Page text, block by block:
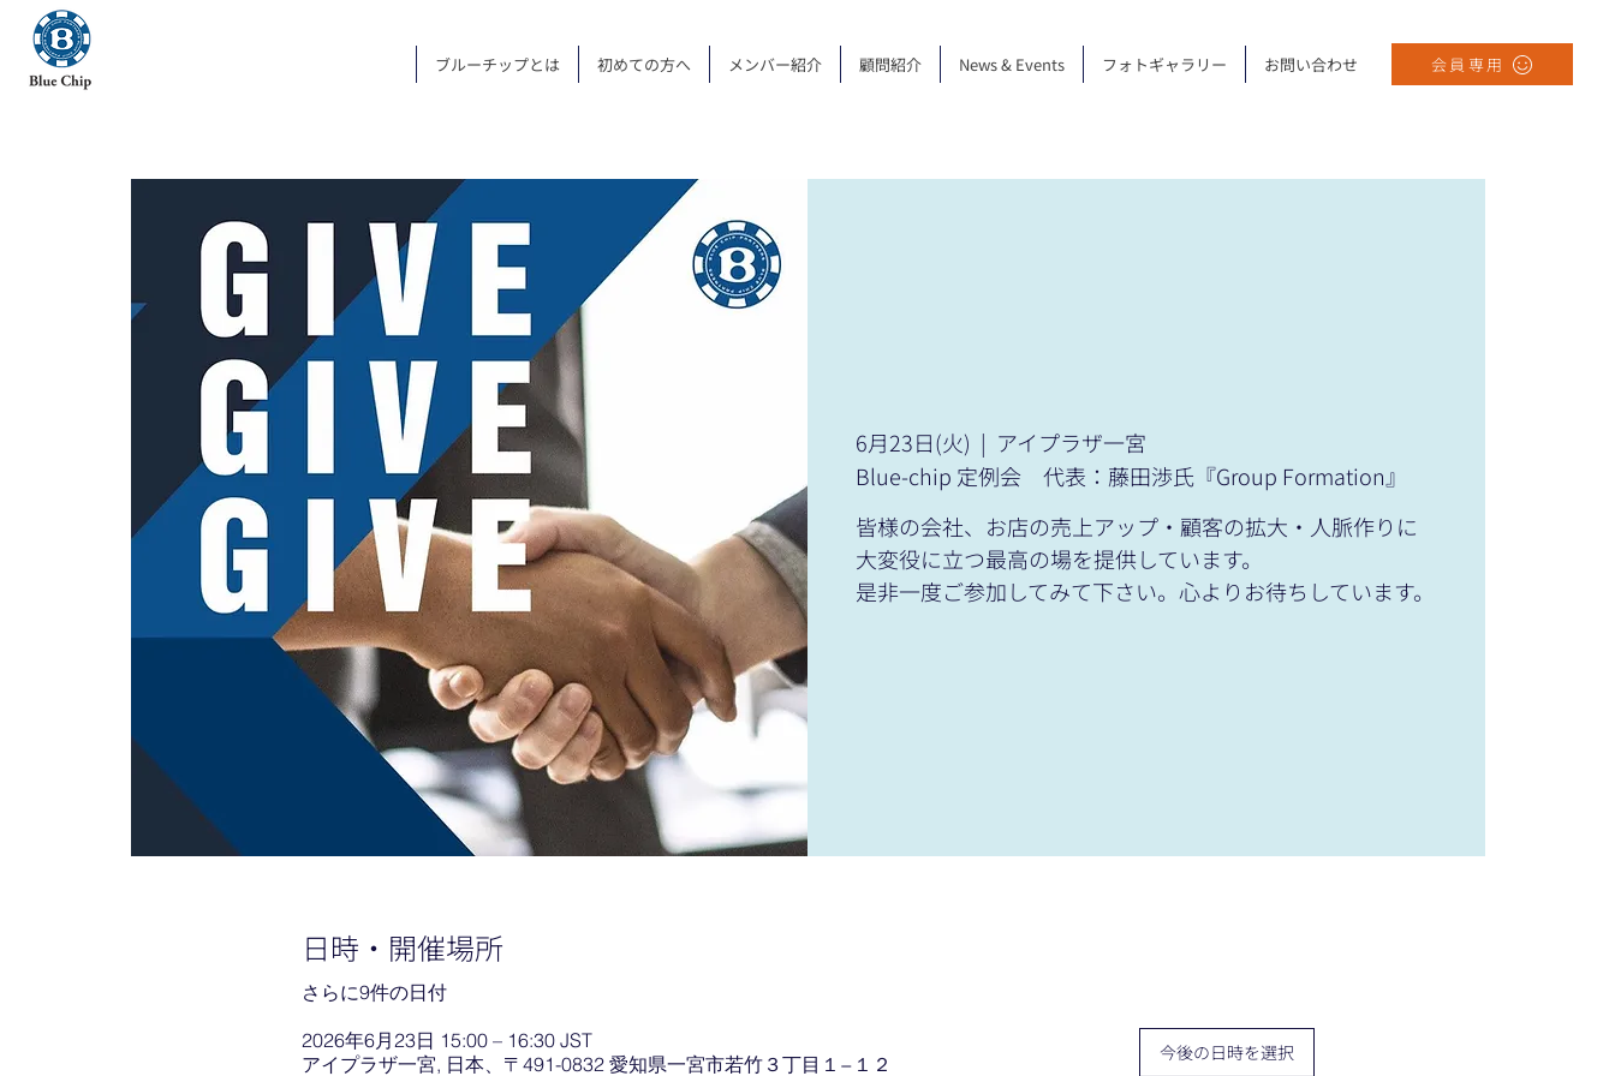
ブルーチップとは 初めての方へ メンバー紹介 顧問紹介 News & Events フォトギャラリー お問い合わせ 会員専用
6月23日(火)
  |
アイプラザ一宮
Blue-chip 定例会 代表：藤田渉氏『Group Formation』
皆様の会社、お店の売上アップ・顧客の拡大・人脈作りに
大変役に立つ最高の場を提供しています。
是非一度ご参加してみて下さい。心よりお待ちしています。
日時・開催場所
さらに9件の日付
2026年6月23日 15:00 – 16:30 JST
アイプラザ一宮, 日本、〒491-0832 愛知県一宮市若竹３丁目１−１２
今後の日時を選択